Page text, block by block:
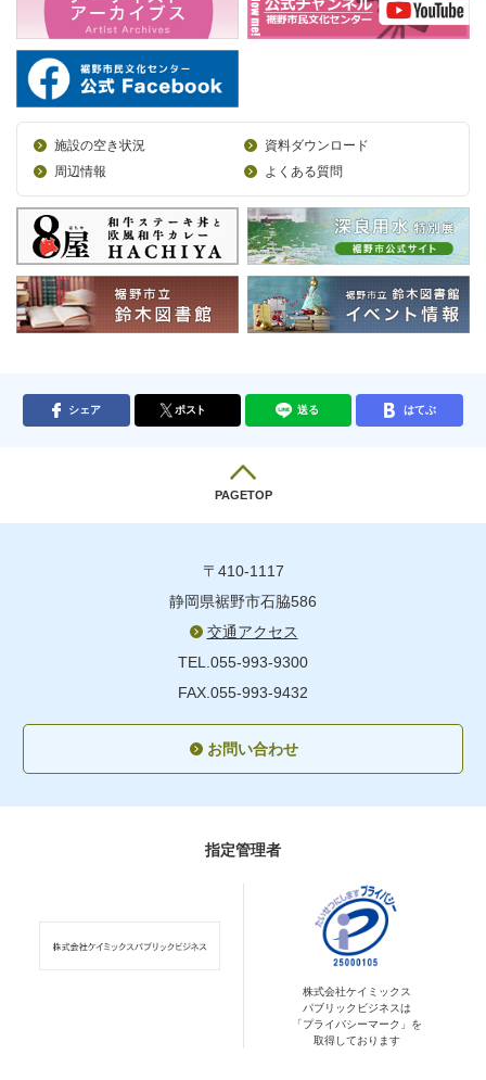
施設の空き状況
資料ダウンロード
周辺情報
よくある質問
シェア ポスト 送る はてぶ
PAGETOP
〒410-1117
静岡県裾野市石脇586
交通アクセス
TEL.055-993-9300
FAX.055-993-9432
お問い合わせ
指定管理者
株式会社ケイミックス
パブリックビジネスは
「プライバシーマーク」を
取得しております